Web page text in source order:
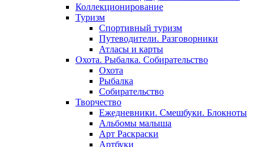
Коллекционирование
Туризм
Спортивный туризм
Путеводители. Разговорники
Атласы и карты
Охота. Рыбалка. Собирательство
Охота
Рыбалка
Собирательство
Творчество
Ежедневники. Смешбуки. Блокноты
Альбомы малыша
Арт Раскраски
Артбуки